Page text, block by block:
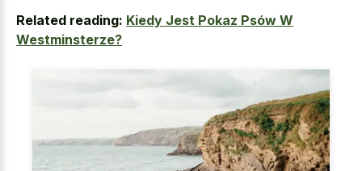
Related reading: Kiedy Jest Pokaz Psów W
Westminsterze?